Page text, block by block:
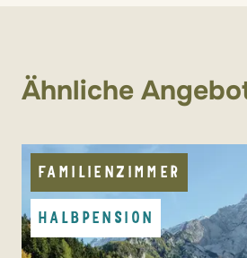
Ähnliche
FAMILIENZIMMER
HALBPENSION